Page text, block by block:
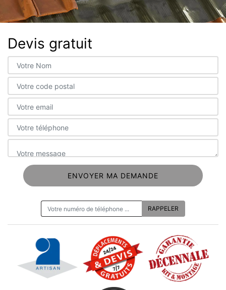
Devis gratuit